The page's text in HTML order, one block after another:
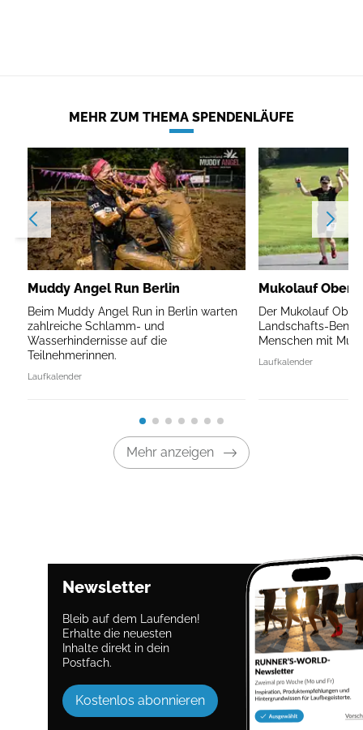
MEHR ZUM THEMA SPENDENLÄUFE
Muddy Angel Run Berlin
Beim Muddy Angel Run in Berlin warten
zahlreiche Schlamm- und
Wasserhindernisse auf die
Teilnehmerinnen.
Laufkalender
Mukolauf
Der Mukolauf
Landschafts-
Menschen mit
Laufkalender
Mehr anzeigen
Newsletter
Bleib auf dem Laufenden!
Erhalte die neuesten
Inhalte direkt in dein
Postfach.
Kostenlos abonnieren